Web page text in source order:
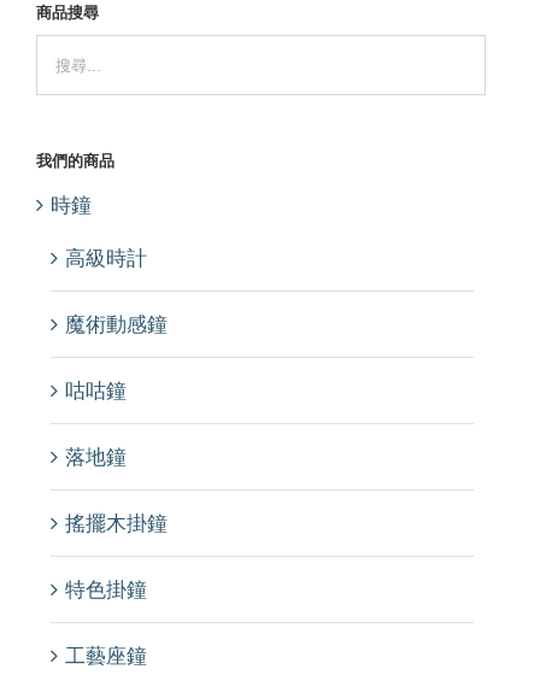
商品搜尋
我們的商品
時鐘
高級時計
魔術動感鐘
咕咕鐘
落地鐘
搖擺木掛鐘
特色掛鐘
工藝座鐘